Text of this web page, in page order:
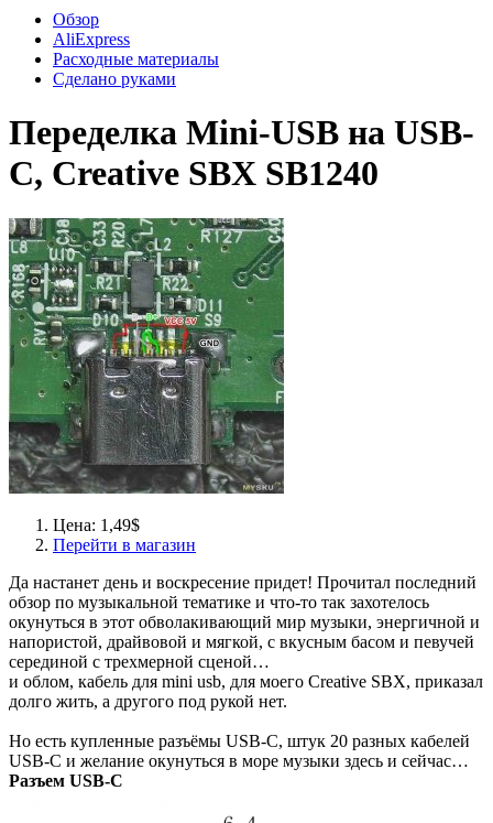
Обзор
AliExpress
Расходные материалы
Сделано руками
Переделка Mini-USB на USB-
С, Creative SBX SB1240
Цена: 1,49$
Перейти в магазин
Да настанет день и воскресение придет! Прочитал последний
обзор по музыкальной тематике и что-то так захотелось
окунуться в этот обволакивающий мир музыки, энергичной и
напористой, драйвовой и мягкой, с вкусным басом и певучей
серединой с трехмерной сценой…
и облом, кабель для mini usb, для моего Creative SBX, приказал
долго жить, а другого под рукой нет.
Но есть купленные разъёмы USB-C, штук 20 разных кабелей
USB-C и желание окунуться в море музыки здесь и сейчас…
Разъем USB-C